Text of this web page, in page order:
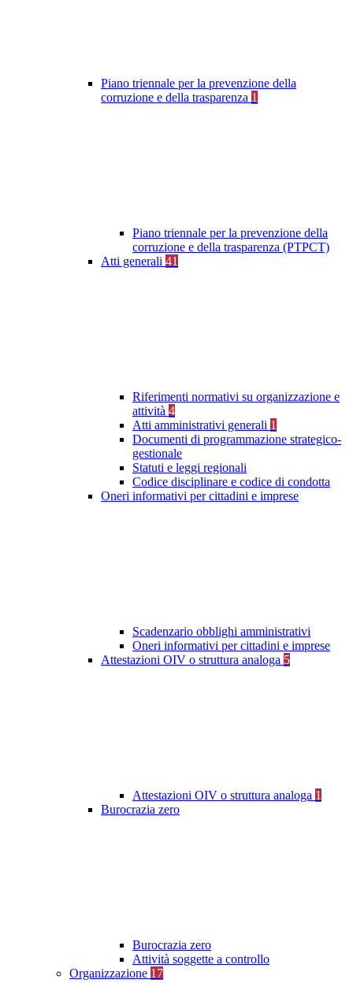
Piano triennale per la prevenzione della
corruzione e della trasparenza 1
Piano triennale per la prevenzione della
corruzione e della trasparenza (PTPCT)
Atti generali 41
Riferimenti normativi su organizzazione e
attività 4
Atti amministrativi generali 1
Documenti di programmazione strategico-
gestionale
Statuti e leggi regionali
Codice disciplinare e codice di condotta
Oneri informativi per cittadini e imprese
Scadenzario obblighi amministrativi
Oneri informativi per cittadini e imprese
Attestazioni OIV o struttura analoga 5
Attestazioni OIV o struttura analoga 1
Burocrazia zero
Burocrazia zero
Attività soggette a controllo
Organizzazione 17